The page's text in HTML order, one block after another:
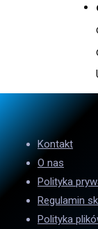
Kontakt
O nas
Polityka
Regulamin
Polityka